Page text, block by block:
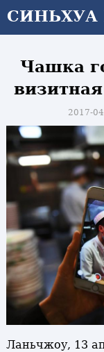
СИНЬХУА
Чашка
2017-
Ланьчжоу, 13